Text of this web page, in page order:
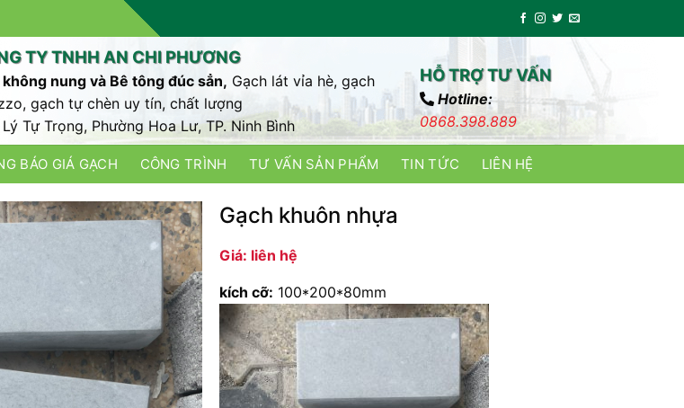
TY TNHH AN CHI PHƯƠNG
nung và Bê tông đúc sẳn, Gạch lát vỉa hè, gạch
gạch tự chèn uy tín, chất lượng
Tự Trọng, Phường Hoa Lư, TP. Ninh Bình
HỖ TRỢ TƯ VẤN
Hotline:
0868.398.889
BÁO GIÁ GẠCH CÔNG TRÌNH TƯ VẤN SẢN PHẨM TIN TỨC LIÊN HỆ
Gạch khuôn nhựa
Giá: liên hệ
kích cỡ: 100*200*80mm